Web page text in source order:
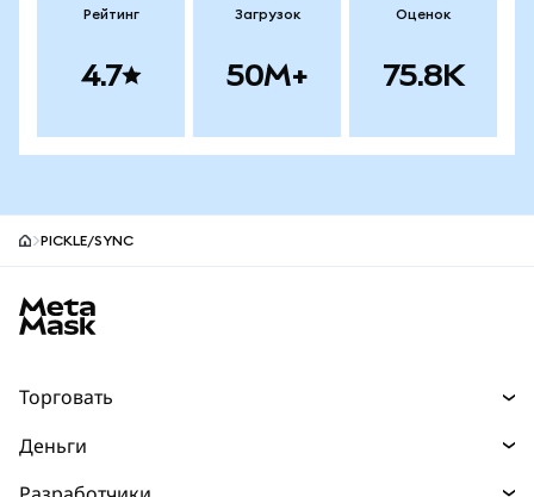
Рейтинг
4.7
Загрузок
50M+
Оценок
75.8K
PICKLE/SYNC
Торговать
Деньги